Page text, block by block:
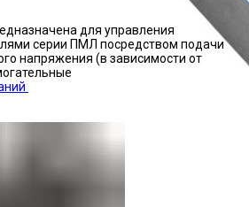
для управления
серии ПМЛ посредством подачи
напряжения (в зависимости от